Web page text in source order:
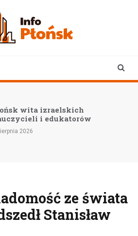
wita izraelskich
i edukatorów
2026
ze świata
Stanisław